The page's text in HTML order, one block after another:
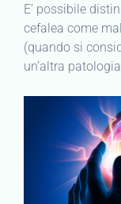
E’ possibile
cefalea come
(quando si
un’altra